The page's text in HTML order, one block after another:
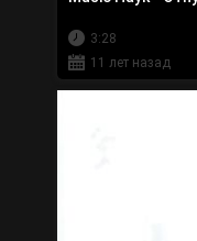
3:28
11 лет назад